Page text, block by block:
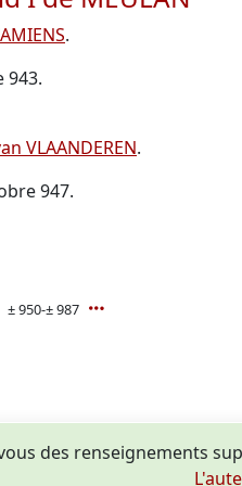
.
943.
VLAANDEREN.
947.
± 950-± 987
des renseignements